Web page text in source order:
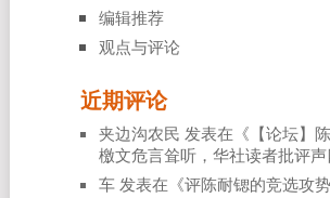
编辑推荐
观点与评论
近期评论
夹边沟农民 发表在《 【论坛】
檄文危言耸听，华社读者批评声
车发表在《评陈耐锶的竞选攻